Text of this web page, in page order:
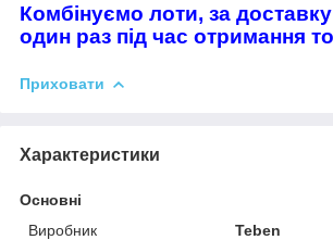
Комбінуємо лоти, за
один раз під час отримання
Приховати
Характеристики
Основні
Виробник
Teben